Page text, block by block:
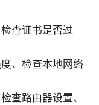
查证书是否过
、检查本地网络
查路由器设置、